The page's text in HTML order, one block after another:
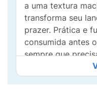
a uma textura
transforma seu
prazer. Prática e
consumida antes
sempre que